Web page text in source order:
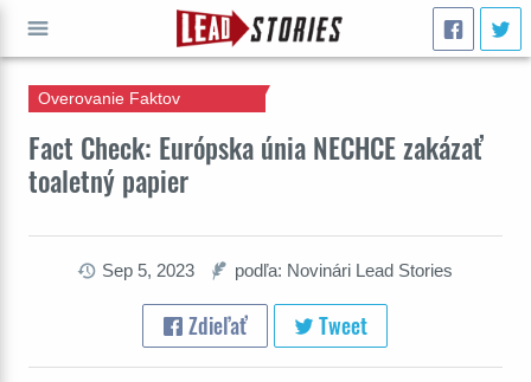
Fact Check: Európska únia NECHCE zakázať
toaletný papier
Overovanie Faktov
Sep 5, 2023 podľa: Novinári Lead Stories
Zdieľať Tweet
ÍSŤ